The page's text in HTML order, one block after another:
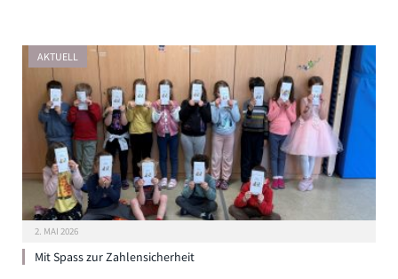
AKTUELL
2. MAI 2026
Mit Spass zur Zahlensicherheit